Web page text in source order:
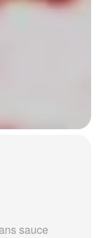
sauce